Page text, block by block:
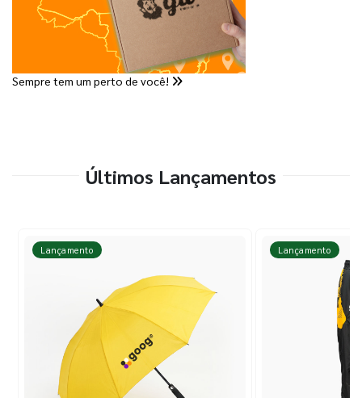
Sempre tem um perto de você!
Últimos Lançamentos
Lançamento Lançamento